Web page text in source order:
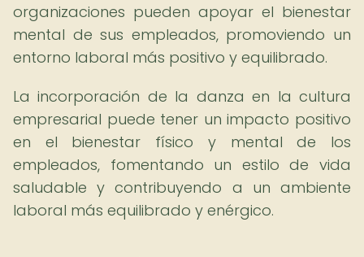
organizaciones pueden apoyar el bienestar
mental de sus empleados, promoviendo un
entorno laboral más positivo y equilibrado.
La incorporación de la danza en la cultura
empresarial puede tener un impacto positivo
en el bienestar físico y mental de los
empleados, fomentando un estilo de vida
saludable y contribuyendo a un ambiente
laboral más equilibrado y enérgico.